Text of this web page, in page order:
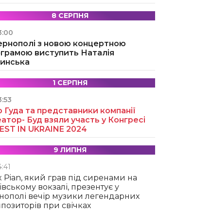
8 СЕРПНЯ
з новою концертною
виступить Наталія
1 СЕРПНЯ
Гуда та представники компанії
Буд взяли участь у Конгресі
IN UKRAINE 2024
9 ЛИПНЯ
Pian, який грав під сиренами на
вокзалі, презентує у
вечір музики легендарних
при свічках